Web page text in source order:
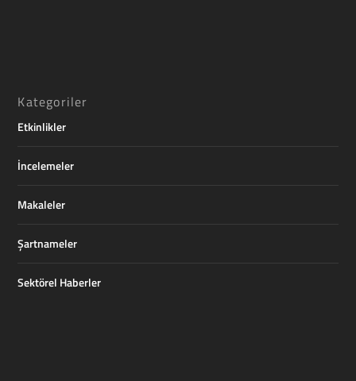
Kategoriler
Etkinlikler
İncelemeler
Makaleler
Şartnameler
Sektörel Haberler